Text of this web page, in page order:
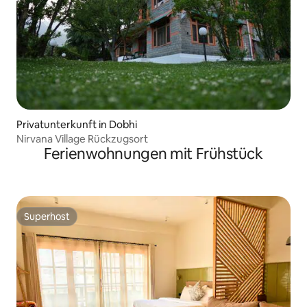
Privatunterkunft in Dobhi
Nirvana Village Rückzugsort
Ferienwohnungen mit Frühstück
Superhost
Superhost